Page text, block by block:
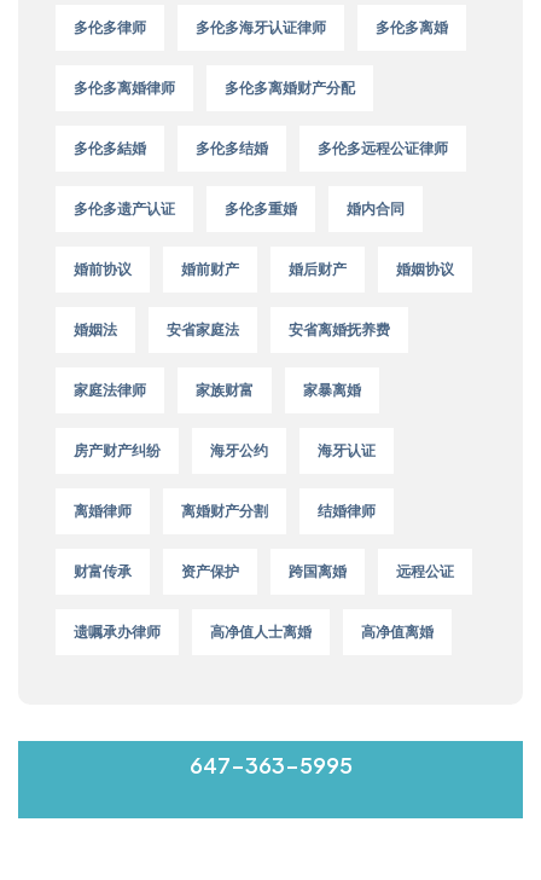
多伦多律师 多伦多海牙认证律师 多伦多离婚
多伦多离婚律师 多伦多离婚财产分配
多伦多結婚 多伦多结婚 多伦多远程公证律师
多伦多遗产认证 多伦多重婚 婚内合同
婚前协议 婚前财产 婚后财产 婚姻协议
婚姻法 安省家庭法 安省离婚抚养费
家庭法律师 家族财富 家暴离婚
房产财产纠纷 海牙公约 海牙认证
离婚律师 离婚财产分割 结婚律师
财富传承 资产保护 跨国离婚 远程公证
遗嘱承办律师 高净值人士离婚 高净值离婚
647-363-5995